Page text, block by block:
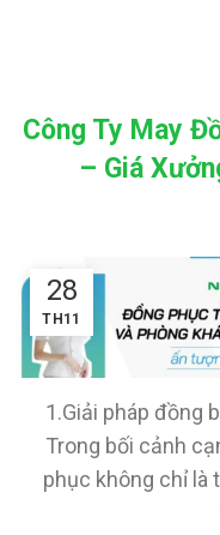
Công Ty May
– Giá
28
TH11
1.Giải pháp đồng
Trong bối cảnh
phục không chỉ là